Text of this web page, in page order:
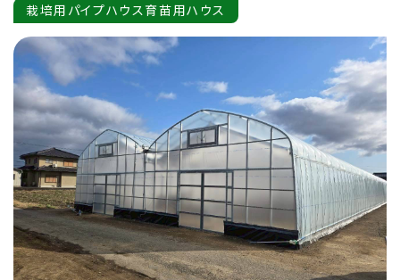
栽培用パイプハウス育苗用ハウス